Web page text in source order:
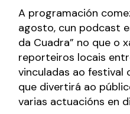
A programación
agosto, cun podcast
da Cuadra” no que o
reporteiros locais
vinculadas ao festival
que divertirá ao
varias actuacións en